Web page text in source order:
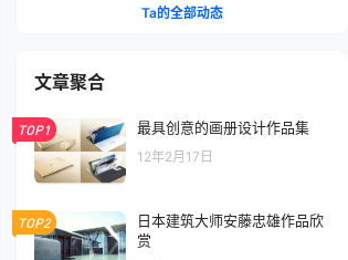
Ta的全部动态
文章聚合
TOP1 最具创意的画册设计作品集
12年2月17日
TOP2
日本建筑大师安藤忠雄作品欣
赏